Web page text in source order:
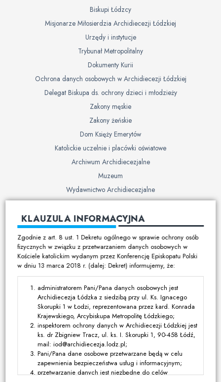
Biskupi Łódzcy
Misjonarze Miłosierdzia Archidiecezji Łódzkiej
Urzędy i instytucje
Trybunał Metropolitalny
Dokumenty Kurii
Ochrona danych osobowych w Archidiecezji Łódzkiej
Delegat Biskupa ds. ochrony dzieci i młodzieży
Zakony męskie
Zakony żeńskie
Dom Księży Emerytów
Katolickie uczelnie i placówki oświatowe
Archiwum Archidiecezjalne
Muzeum
Wydawnictwo Archidiecezjalne
Cmentarze
Duszpasterstwo
Program duszpasterski
Kalendarz pracy duszpasterskiej
Duszpasterstwo specjalistyczne
Ruchy i stowarzyszenia
Multimedia
Filmy
Zdjęcia
Media katolickie
Kontakt
KLAUZULA INFORMACYJNA
Zgodnie z art. 8 ust. 1 Dekretu ogólnego w sprawie ochrony osób
fizycznych w związku z przetwarzaniem danych osobowych w
Kościele katolickim wydanym przez Konferencję Episkopatu Polski
w dniu 13 marca 2018 r. (dalej: Dekret) informujemy, że:
administratorem Pani/Pana danych osobowych jest
Archidiecezja Łódzka z siedzibą przy ul. Ks. Ignacego
Skorupki 1 w Łodzi, reprezentowana przez kard. Konrada
Krajewskiego, Arcybiskupa Metropolitę Łódzkiego;
inspektorem ochrony danych w Archidiecezji Łódzkiej jest
ks. dr Zbigniew Tracz, ul. ks. I. Skorupki 1, 90-458 Łódź,
mail: iod@archidiecezja.lodz.pl;
Pani/Pana dane osobowe przetwarzane będą w celu
zapewnienia bezpieczeństwa usług i informacyjnym;
przetwarzanie danych jest niezbędne do celów